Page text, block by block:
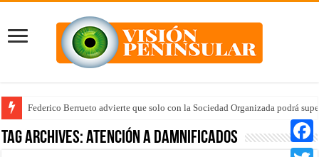
Federico Berrueto advierte que solo con la Sociedad Organizada podrá
Tag Archives:atención a damnificados